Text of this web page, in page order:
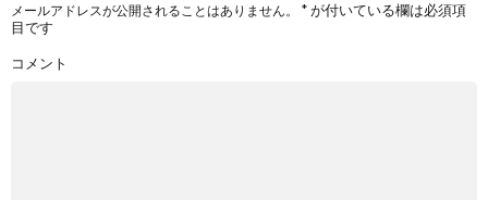
メールアドレスが公開されることはありません。 *が付いている欄は必須項
目です
コメント